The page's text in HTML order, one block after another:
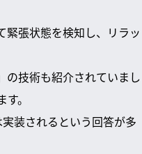
緊張状態を検知し、リラッ
の技術も紹介されていまし
。
装されるという回答が多